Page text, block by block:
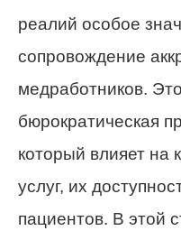
реалий особое
сопровождение
медработников.
бюрократическая
который влияет на
услуг, их
пациентов. В этой